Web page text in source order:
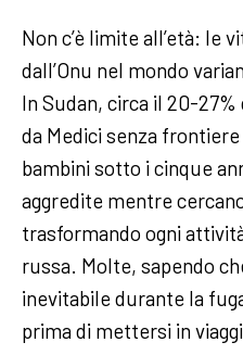
Non c’è limite all’età: le
dall’Onu nel mondo
In Sudan, circa il 20-
da Medici senza
bambini sotto i cinque
aggredite mentre
trasformando ogni
russa. Molte, sapendo
inevitabile durante la
prima di mettersi in